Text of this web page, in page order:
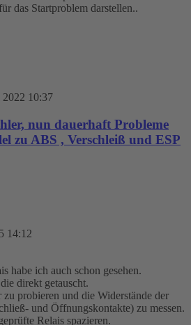
das Startproblem darstellen..
10:37
nun dauerhaft Probleme
zu ABS , Verschleiß und ESP
14:12
habe ich auch schon gesehen.
direkt getauscht.
probieren und die Widerstände der
und Öffnungskontakte) zu messen.
Relais spazieren.